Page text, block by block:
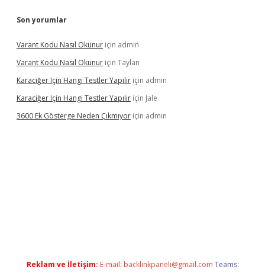
Son yorumlar
Varant Kodu Nasıl Okunur için admin
Varant Kodu Nasıl Okunur için Taylan
Karaciğer Için Hangi Testler Yapılır için admin
Karaciğer Için Hangi Testler Yapılır için Jale
3600 Ek Gösterge Neden Çıkmıyor için admin
Reklam ve İletişim: E-mail: backlinkpaneli@gmail.com Teams: